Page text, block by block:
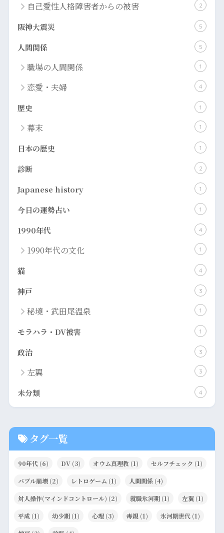
自己愛性人格障害者からの被害 2
阪神大震災 5
人間関係 5
職場の人間関係 1
恋愛・夫婦 4
歴史 1
幕末 1
日本の歴史 1
診断 2
​Japanese history 1
今日の運勢占い 1
1990年代 4
1990年代の文化 1
猫 4
神戸 3
秘境・武田尾温泉 1
モラハラ・DV被害 1
政治 3
左翼 3
未分類 4
タグ一覧
90年代(6) DV(3) オウム真理教 (1) セルフチェック (1)
バブル崩壊(2) レトロゲーム (1) 人間関係(4)
対人操作(マインドコントロール) (2) 就職氷河期(1) 左翼(1)
平成(1) 幼少期(1) 心理(3) 毒親(1) 氷河期世代(1)